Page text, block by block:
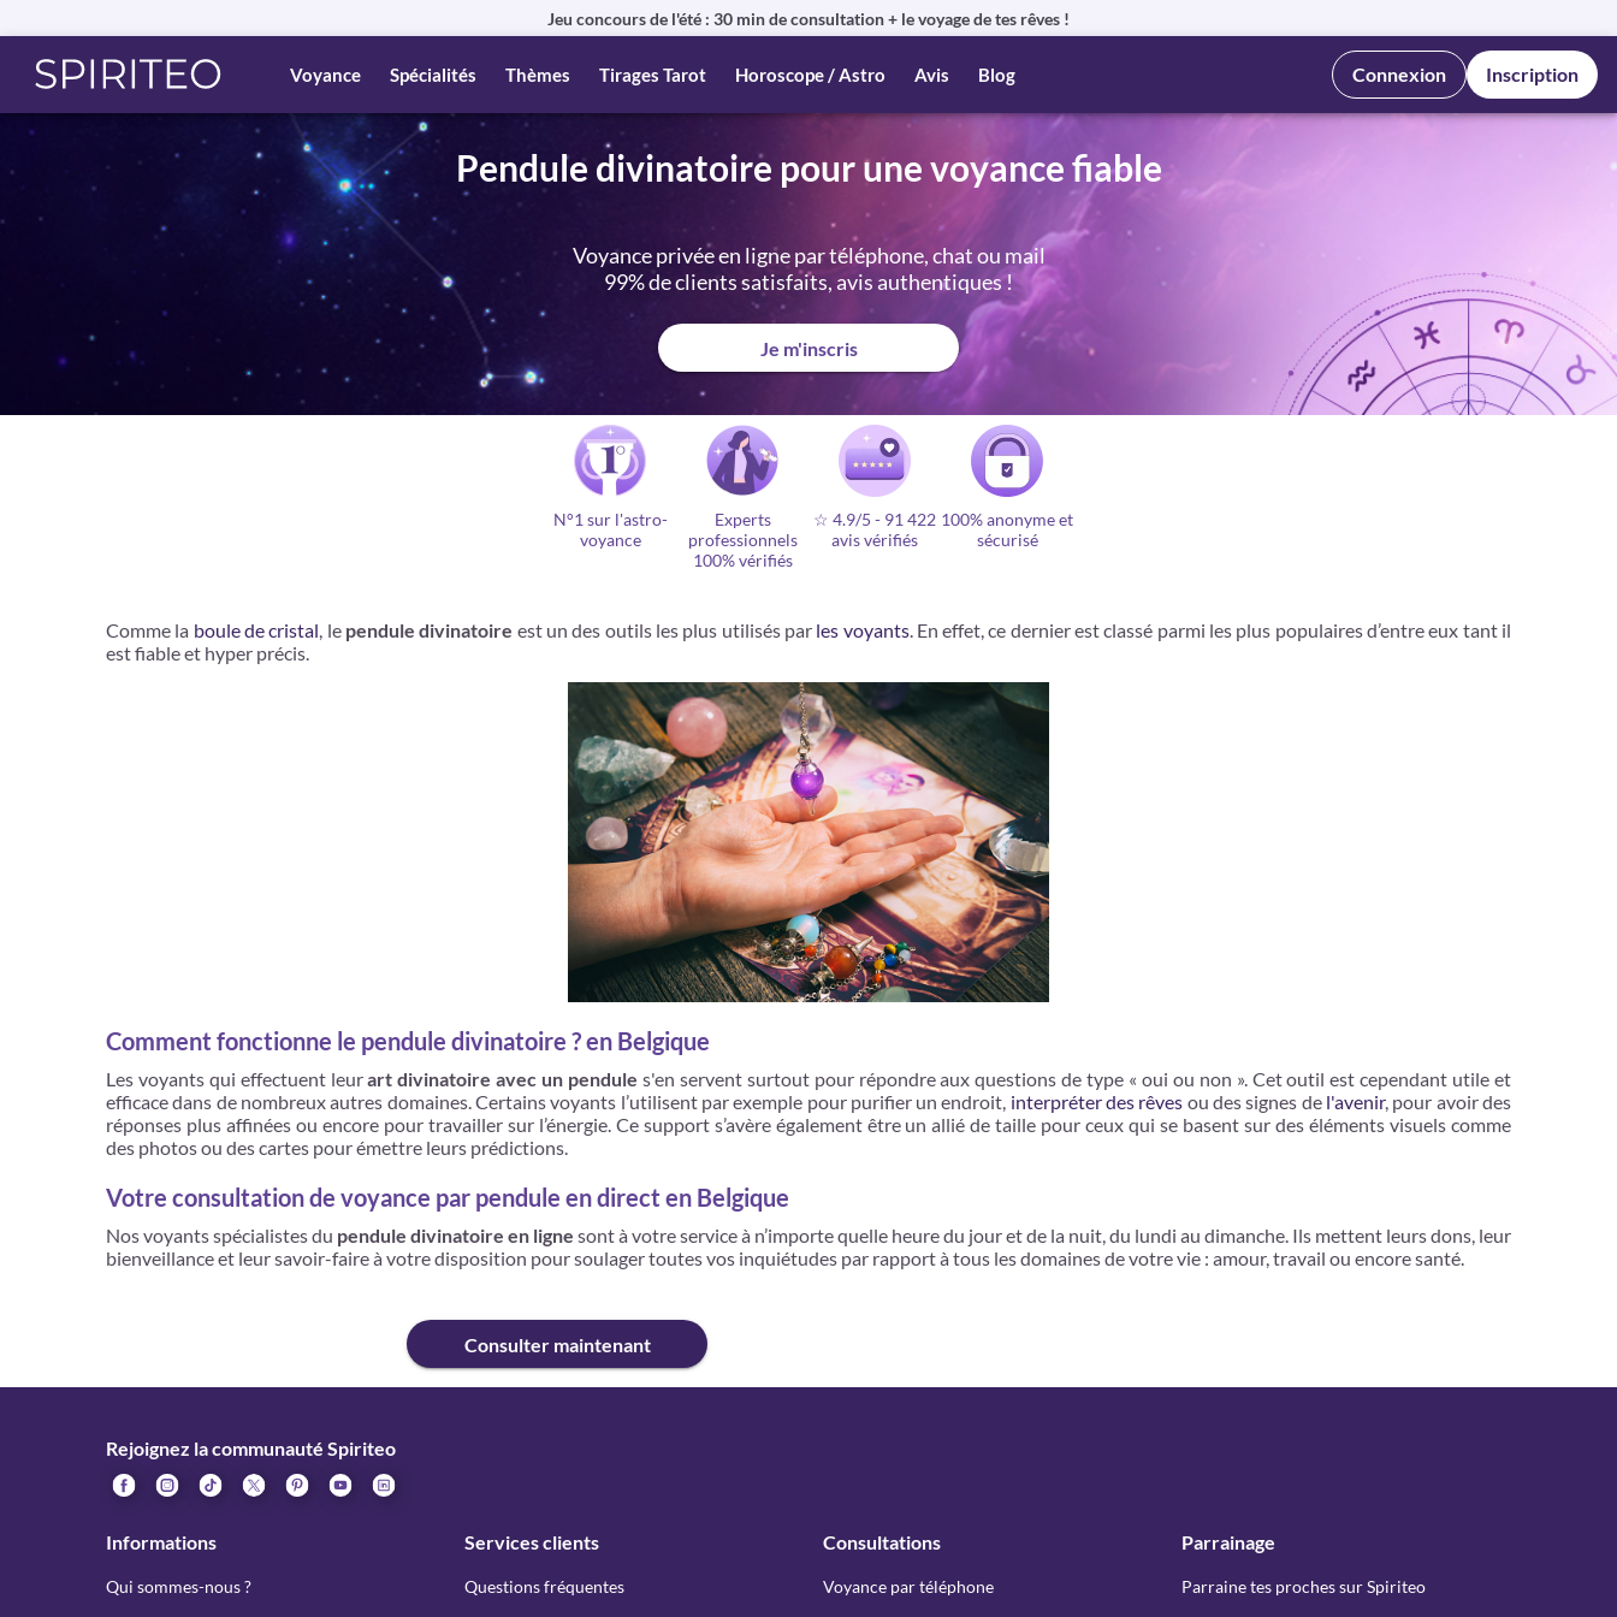
Jeu concours de l'été : 30 min de consultation + le voyage de tes rêves !
Voyance Spécialités Thèmes Tirages Tarot Horoscope / Astro Avis Blog Connexion Inscription
Pendule divinatoire pour une voyance fiable
Voyance privée en ligne par téléphone, chat ou mail
99% de clients satisfaits, avis authentiques !
Je m'inscris
N°1 sur l'astro-
voyance
Experts
professionnels
100% vérifiés
☆ 4.9/5 - 91 422
avis vérifiés
100% anonyme et
sécurisé
Comme la boule de cristal, le pendule divinatoire est un des outils les plus utilisés par les voyants. En effet, ce dernier est classé parmi les plus populaires d’entre eux tant il
est fiable et hyper précis.
Comment fonctionne le pendule divinatoire ? en Belgique
Les voyants qui effectuent leurart divinatoire avec un pendule s'en servent surtout pour répondre aux questions de type « oui ou non ». Cet outil est cependant utile et
efficace dans de nombreux autres domaines. Certains voyants l’utilisent par exemple pour purifier un endroit, interpréter des rêves ou des signes de l'avenir, pour avoir des
réponses plus affinées ou encore pour travailler sur l’énergie. Ce support s’avère également être un allié de taille pour ceux qui se basent sur des éléments visuels comme
des photos ou des cartes pour émettre leurs prédictions.
Votre consultation de voyance par pendule en direct en Belgique
Nos voyants spécialistes du pendule divinatoire en ligne sont à votre service à n’importe quelle heure du jour et de la nuit, du lundi au dimanche. Ils mettent leurs dons, leur
bienveillance et leur savoir-faire à votre disposition pour soulager toutes vos inquiétudes par rapport à tous les domaines de votre vie : amour, travail ou encore santé.
Consulter maintenant
Rejoignez la communauté Spiriteo
Informations
Qui sommes-nous ?
Services clients
Questions fréquentes
Consultations
Voyance par téléphone
Parrainage
Parraine tes proches sur Spiriteo